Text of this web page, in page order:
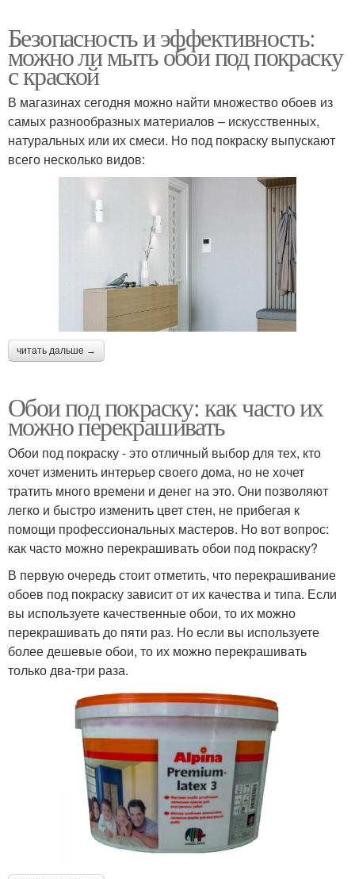
Безопасность и эффективность:
можно ли мыть обои под покраску
с краской
В магазинах сегодня можно найти множество обоев из
самых разнообразных материалов – искусственных,
натуральных или их смеси. Но под покраску выпускают
всего несколько видов:
читать дальше →
Обои под покраску: как часто их
можно перекрашивать
Обои под покраску - это отличный выбор для тех, кто
хочет изменить интерьер своего дома, но не хочет
тратить много времени и денег на это. Они позволяют
легко и быстро изменить цвет стен, не прибегая к
помощи профессиональных мастеров. Но вот вопрос:
как часто можно перекрашивать обои под покраску?
В первую очередь стоит отметить, что перекрашивание
обоев под покраску зависит от их качества и типа. Если
вы используете качественные обои, то их можно
перекрашивать до пяти раз. Но если вы используете
более дешевые обои, то их можно перекрашивать
только два-три раза.